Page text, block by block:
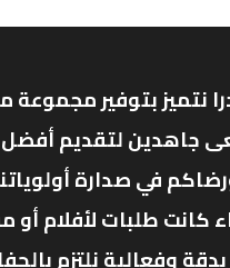
نتميز بتوفير مجموعة
جاهدين لتقديم أفضل
في صدارة
كانت طلبات لأفلام أو
وفعالية نلتزم